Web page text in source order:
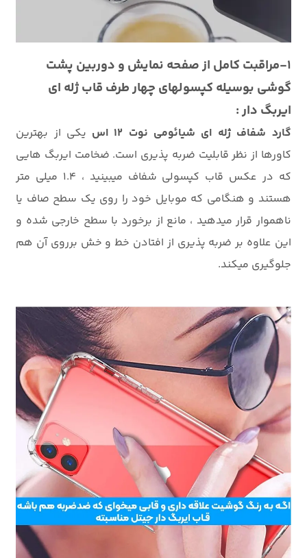
1-مراقبت کامل از صفحه نمایش و دوربین پشت
گوشی بوسیله کپسولهای چهار طرف قاب ژله ای
ایربگ دار :
گارد شفاف ژله ای شیائومی نوت 12 اس
یکی از بهترین
کاورها از نظر قابلیت ضربه پذیری است. ضخامت ایربگ هایی
که در عکس قاب کپسولی شفاف میبینید ، 1.4 میلی متر
هستند و هنگامی که موبایل خود را روی یک سطح صاف یا
ناهموار قرار میدهید ، مانع از برخورد با سطح خارجی شده و
این علاوه بر ضربه پذیری از افتادن خط و خش برروی آن هم
جلوگیری میکند.